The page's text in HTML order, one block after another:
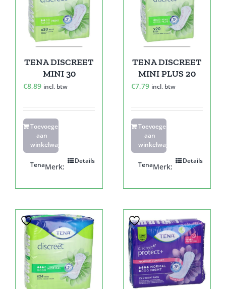
TENA DISCREET
MINI 30
€8,89 incl. btw
Toevoegen
aan
winkelwagen
Details
Merk:
Tena
TENA DISCREET
MINI PLUS 20
€7,79 incl. btw
Toevoegen
aan
winkelwagen
Details
Merk:
Tena